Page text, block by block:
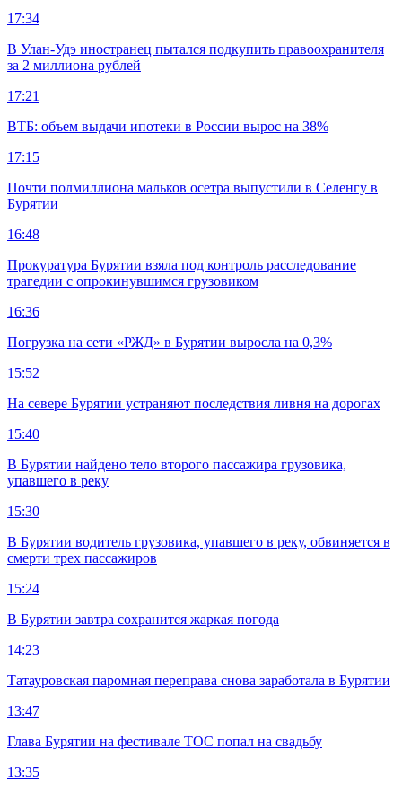
17:34
В Улан-Удэ иностранец пытался подкупить правоохранителя
за 2 миллиона рублей
17:21
ВТБ: объем выдачи ипотеки в России вырос на 38%
17:15
Почти полмиллиона мальков осетра выпустили в Селенгу в
Бурятии
16:48
Прокуратура Бурятии взяла под контроль расследование
трагедии с опрокинувшимся грузовиком
16:36
Погрузка на сети «РЖД» в Бурятии выросла на 0,3%
15:52
На севере Бурятии устраняют последствия ливня на дорогах
15:40
В Бурятии найдено тело второго пассажира грузовика,
упавшего в реку
15:30
В Бурятии водитель грузовика, упавшего в реку, обвиняется в
смерти трех пассажиров
15:24
В Бурятии завтра сохранится жаркая погода
14:23
Татауровская паромная переправа снова заработала в Бурятии
13:47
Глава Бурятии на фестивале ТОС попал на свадьбу
13:35